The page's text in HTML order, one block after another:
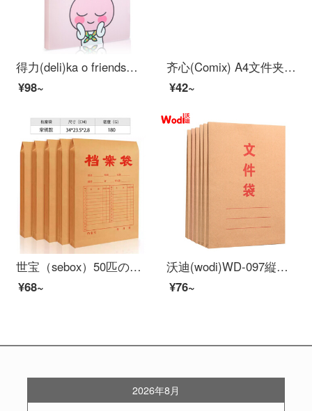
得力(deli)ka o friends学生资料册A 4/40ページのル-ズリフフォルダの答案用纸の资料を分科して袋を収纳します72506とと桃
¥98~
齐心(Comix) A4文件夹 双强力夹 资料夹 蓝色 拼单/凑单/团购 AB600A-W
¥42~
世宝（sebox）50匹のA 4クラフト紙の書類袋が厚い表示契約書類の資料袋オーフ用品10枚-180 gクレフバッグ
¥68~
沃迪(wodi)WD-097縦式クラフト紙ファイル袋入札契約書類書類書類袋200 G 10枚入オーフォス用品
¥76~
2026年8月